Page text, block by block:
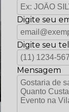
Digite seu
Digite seu
Mensagem